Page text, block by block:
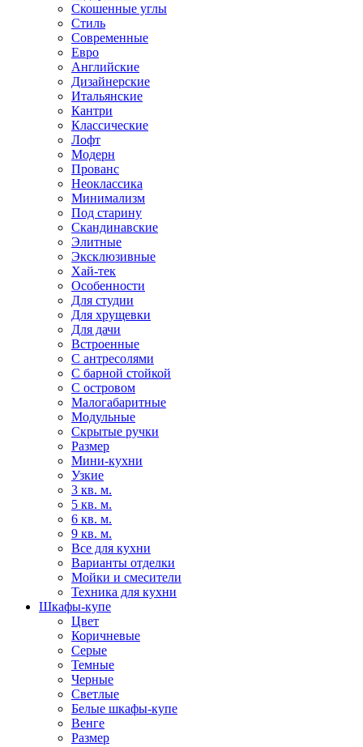
Скошенные углы
Стиль
Современные
Евро
Английские
Дизайнерские
Итальянские
Кантри
Классические
Лофт
Модерн
Прованс
Неоклассика
Минимализм
Под старину
Скандинавские
Элитные
Эксклюзивные
Хай-тек
Особенности
Для студии
Для хрущевки
Для дачи
Встроенные
С антресолями
С барной стойкой
С островом
Малогабаритные
Модульные
Скрытые ручки
Размер
Мини-кухни
Узкие
3 кв. м.
5 кв. м.
6 кв. м.
9 кв. м.
Все для кухни
Варианты отделки
Мойки и смесители
Техника для кухни
Шкафы-купе
Цвет
Коричневые
Серые
Темные
Черные
Светлые
Белые шкафы-купе
Венге
Размер